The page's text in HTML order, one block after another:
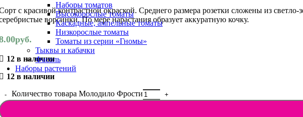
Наборы томатов
Высокорослые томаты
Каскадные, ампельные томаты
Низкорослые томаты
Томаты из серии «Гномы»
Тыквы и кабачки
Фасоль
Наборы растений
с красивой контрастной окраской. Среднего размера розетки сложены из
ворсинки. По мере нарастания образует аккуратную кочку.
руб.
12 в наличии
12 в наличии
Количество товара Молодило Фрости